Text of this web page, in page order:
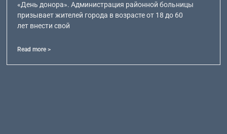
«День донора». Администрация районной больницы
призывает жителей города в возрасте от 18 до 60
лет внести свой
Read more >